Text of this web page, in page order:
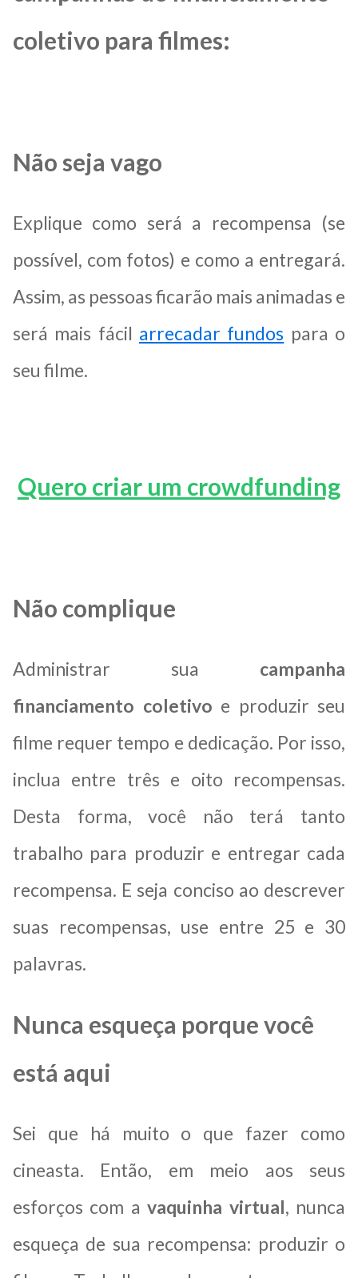
coletivo para filmes:
Não seja vago
Explique como será a recompensa (se
possível, com fotos) e como a entregará.
Assim, as pessoas ficarão mais animadas e
será mais fácil arrecadar fundos para o
seu filme.
Quero criar um crowdfunding
Não complique
Administrar sua campanha
financiamento coletivo e produzir seu
filme requer tempo e dedicação. Por isso,
inclua entre três e oito recompensas.
Desta forma, você não terá tanto
trabalho para produzir e entregar cada
recompensa. E seja conciso ao descrever
suas recompensas, use entre 25 e 30
palavras.
Nunca esqueça porque você
está aqui
Sei que há muito o que fazer como
cineasta. Então, em meio aos seus
esforços com avaquinha virtual, nunca
esqueça de sua recompensa: produzir o